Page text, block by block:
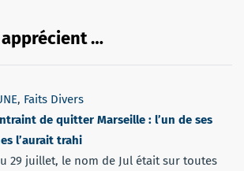
…
, Faits Divers
de quitter Marseille : l’un de ses
l’aurait trahi
29 juillet, le nom de Jul était sur toutes